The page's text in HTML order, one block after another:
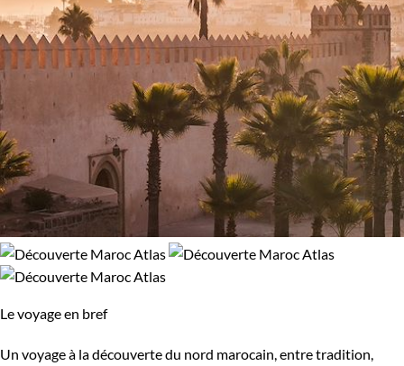
Le voyage en bref
Un voyage à la découverte du nord marocain, entre tradition,